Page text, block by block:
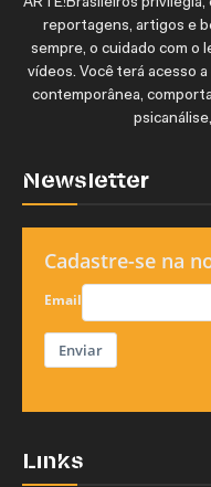
ARTE!Brasileiros
reportagens, artigos e
sempre, o cuidado com o
vídeos. Você terá acesso
contemporânea,
Newsletter
Cadastre-se na
Email
Enviar
Links